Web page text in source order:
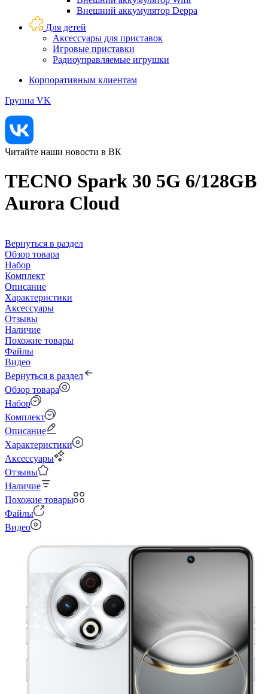
Внешний аккумулятор Deppa
Для детей
Аксессуары для приставок
Игровые приставки
Радиоуправляемые игрушки
Корпоративным клиентам
Группа VK
Читайте наши новости в ВК
TECNO Spark 30 5G 6/128GB
Aurora Cloud
Вернуться в раздел
Обзор товара
Набор
Комплект
Описание
Характеристики
Аксессуары
Отзывы
Наличие
Похожие товары
Файлы
Видео
Вернуться в раздел
Обзор товара
Набор
Комплект
Описание
Характеристики
Аксессуары
Отзывы
Наличие
Похожие товары
Файлы
Видео